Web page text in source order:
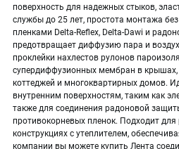
поверхность для надежных стыков,
службы до 25 лет, простота монтажа
пленками Delta-Reflex, Delta-Dawi и
предотвращает диффузию пара и
проклейки нахлестов рулонов
супердиффузионных мембран в крышах,
коттеджей и многоквартирных домов.
внутренним поверхностям, таким как
также для соединения радоновой
противокорневых пленок. Подходит
конструкциях с утеплителем,
компании вы можете купить Лента